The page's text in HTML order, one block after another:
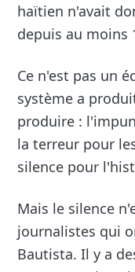
haïtien n'avait
depuis au moins
Ce n'est pas un
système a
produire :
la terreur pour
silence pour
Mais le silence
journalistes qui
Bautista. Il y a